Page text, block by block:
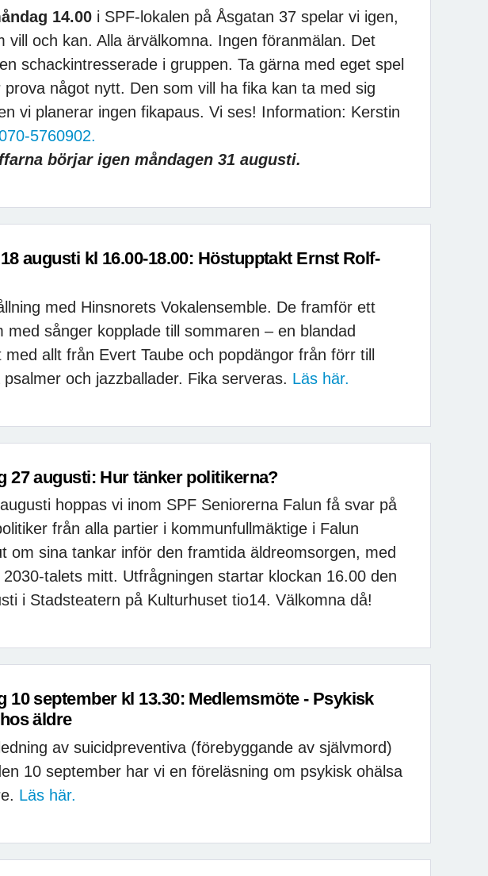
14.00i SPF-lokalen på Åsgatan 37 spelar vi igen,
vill och kan. Alla ärvälkomna. Ingen föranmälan. Det
schackintresserade i gruppen. Ta gärna med eget spel
prova något nytt. Den som vill ha fika kan ta med sig
vi planerar ingen fikapaus. Vi ses! Information: Kerstin
5760902.
börjar igen måndagen 31 augusti.
augusti kl 16.00-18.00: Höstupptakt Ernst Rolf-
med Hinsnorets Vokalensemble. De framför ett
med sånger kopplade till sommaren – en blandad
med allt från Evert Taube och popdängor från förr till
och jazzballader. Fika serveras. Läs här.
27 augusti: Hur tänker politikerna?
hoppas vi inom SPF Seniorerna Falun få svar på
från alla partier i kommunfullmäktige i Falun
om sina tankar inför den framtida äldreomsorgen, med
talets mitt. Utfrågningen startar klockan 16.00 den
i Stadsteatern på Kulturhuset tio14. Välkomna då!
10 september kl 13.30: Medlemsmöte - Psykisk
äldre
av suicidpreventiva (förebyggande av självmord)
10 september har vi en föreläsning om psykisk ohälsa
Läs här.